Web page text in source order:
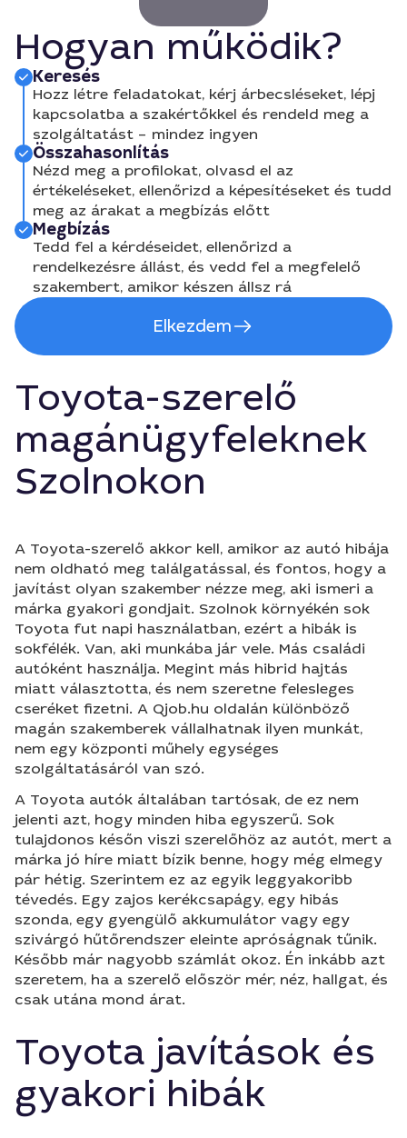
Hogyan működik?
Keresés
Hozz létre feladatokat, kérj árbecsléseket, lépj
kapcsolatba a szakértőkkel és rendeld meg a
szolgáltatást – mindez ingyen
Összahasonlítás
Nézd meg a profilokat, olvasd el az
értékeléseket, ellenőrizd a képesítéseket és tudd
meg az árakat a megbízás előtt
Megbízás
Tedd fel a kérdéseidet, ellenőrizd a
rendelkezésre állást, és vedd fel a megfelelő
szakembert, amikor készen állsz rá
Elkezdem
Toyota-szerelő
magánügyfeleknek
Szolnokon
A Toyota-szerelő akkor kell, amikor az autó hibája
nem oldható meg találgatással, és fontos, hogy a
javítást olyan szakember nézze meg, aki ismeri a
márka gyakori gondjait. Szolnok környékén sok
Toyota fut napi használatban, ezért a hibák is
sokfélék. Van, aki munkába jár vele. Más családi
autóként használja. Megint más hibrid hajtás
miatt választotta, és nem szeretne felesleges
cseréket fizetni. A Qjob.hu oldalán különböző
magán szakemberek vállalhatnak ilyen munkát,
nem egy központi műhely egységes
szolgáltatásáról van szó.
A Toyota autók általában tartósak, de ez nem
jelenti azt, hogy minden hiba egyszerű. Sok
tulajdonos későn viszi szerelőhöz az autót, mert a
márka jó híre miatt bízik benne, hogy még elmegy
pár hétig. Szerintem ez az egyik leggyakoribb
tévedés. Egy zajos kerékcsapágy, egy hibás
szonda, egy gyengülő akkumulátor vagy egy
szivárgó hűtőrendszer eleinte apróságnak tűnik.
Később már nagyobb számlát okoz. Én inkább azt
szeretem, ha a szerelő először mér, néz, hallgat, és
csak utána mond árat.
Toyota javítások és
gyakori hibák